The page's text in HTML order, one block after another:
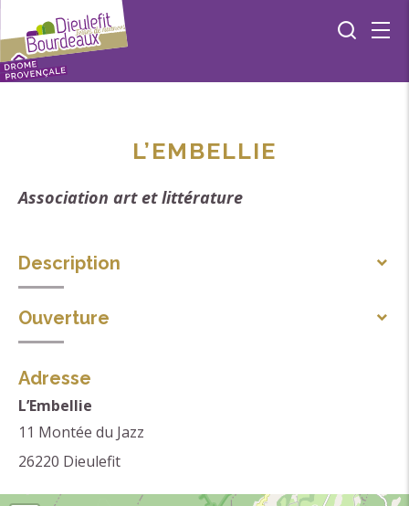
L’EMBELLIE
Association art et littérature
Description
Organisation d'expositions peinture, photos,
céramiques, sculptures. Auto-édition d'ouvrages,
Ouverture
Adresse
L’Embellie
11 Montée du Jazz
26220 Dieulefit